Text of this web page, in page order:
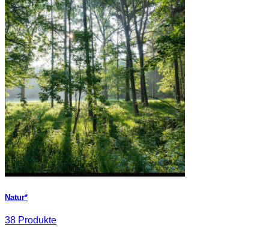
Natur*
38 Produkte